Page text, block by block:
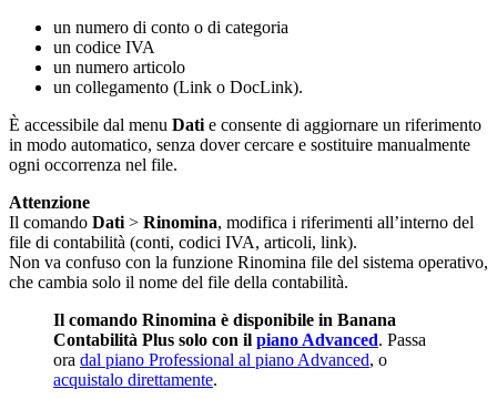
un numero di conto o di categoria
un codice IVA
un numero articolo
un collegamento (Link o DocLink).
È accessibile dal menu Dati e consente di aggiornare un riferimento
in modo automatico, senza dover cercare e sostituire manualmente
ogni occorrenza nel file.
Attenzione
Il comando Dati > Rinomina, modifica i riferimenti all’interno del
file di contabilità (conti, codici IVA, articoli, link).
Non va confuso con la funzione Rinomina file del sistema operativo,
che cambia solo il nome del file della contabilità.
Il comando Rinomina è disponibile in Banana
Contabilità Plus solo con il piano Advanced. Passa
ora dal piano Professional al piano Advanced, o
acquistalo direttamente.